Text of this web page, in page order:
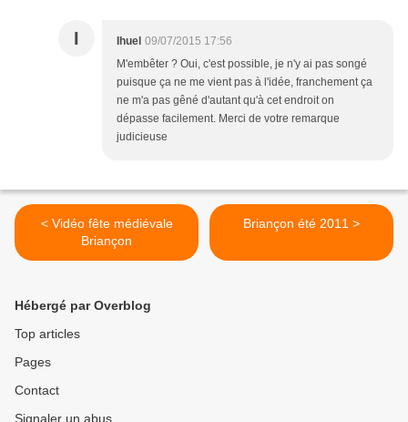
I Ihuel 09/07/2015 17:56
M'embêter ? Oui, c'est possible, je n'y ai pas songé
puisque ça ne me vient pas à l'idée, franchement ça
ne m'a pas gêné d'autant qu'à cet endroit on
dépasse facilement. Merci de votre remarque
judicieuse
< Vidéo fête médiévale
Briançon
Briançon été 2011 >
Hébergé par Overblog
Top articles
Pages
Contact
Signaler un abus